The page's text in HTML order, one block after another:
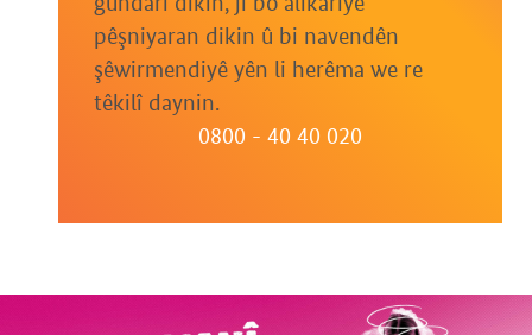
pêşniyaran dikin û bi navendên
şêwirmendiyê yên li herêma we re
têkilî daynin.
0800 - 40 40 020